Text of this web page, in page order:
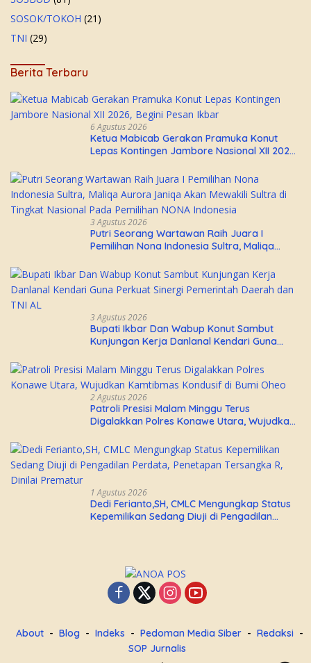
SOSOK/TOKOH (21)
TNI (29)
Berita Terbaru
6 Agustus 2026
Ketua Mabicab Gerakan Pramuka Konut
Lepas Kontingen Jambore Nasional XII 2026,
3 Agustus 2026
Putri Seorang Wartawan ‎Raih Juara I
Pemilihan Nona Indonesia Sultra, Maliqa
Tingkat Nasional Pada Pemilihan NONA
Indonesia
3 Agustus 2026
Bupati Ikbar Dan Wabup Konut Sambut
Kunjungan Kerja Danlanal Kendari Guna
AL
2 Agustus 2026
Patroli Presisi Malam Minggu Terus
Digalakkan Polres Konawe Utara, Wujudkan
1 Agustus 2026
Dedi Ferianto,SH, CMLC Mengungkap Status
Kepemilikan Sedang Diuji di Pengadilan
About Blog Indeks Pedoman Media Siber
Redaksi
SOP Jurnalis